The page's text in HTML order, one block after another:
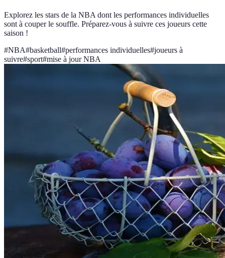
Explorez les stars de la NBA dont les performances individuelles
sont à couper le souffle. Préparez-vous à suivre ces joueurs cette
saison !
#NBA#basketball#performances individuelles#joueurs à
suivre#sport#mise à jour NBA